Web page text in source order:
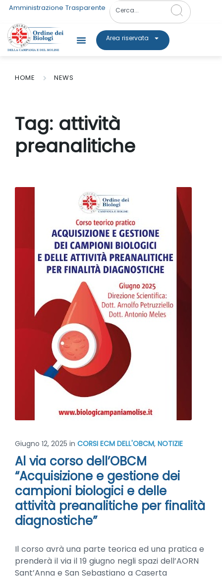
Amministrazione Trasparente
Area riservata
HOME NEWS
Tag: attività
preanalitiche
Giugno 12, 2025 in CORSI ECM DELL'OBCM, NOTIZIE
Al via corso dell’OBCM
“Acquisizione e gestione dei
campioni biologici e delle
attività preanalitiche per finalità
diagnostiche”
Il corso avrà una parte teorica ed una pratica e
prenderà il via il 19 giugno negli spazi dell’AORN
Sant’Anna e San Sebastiano a Caserta